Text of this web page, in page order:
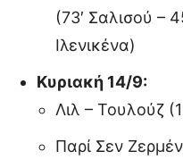
(73′ Σαλισού –
Ιλενικένα)
Κυριακή 14/9:
Λιλ – Τουλούζ
Παρί Σεν